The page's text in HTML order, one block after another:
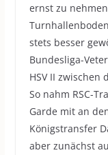
ernst zu
stets besser
Bundesliga-
HSV II zwischen
So nahm RSC-
Garde mit an
Königstransfer
aber zunächst